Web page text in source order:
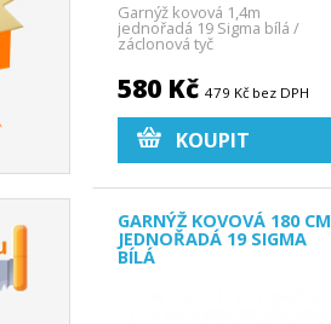
Garnýž kovová 1,4m
jednořadá 19 Sigma bílá /
záclonová tyč
580 Kč479 Kč bez DPH
KOUPIT
GARNÝŽ KOVOVÁ 180 CM
JEDNOŘADÁ 19 SIGMA
BÍLÁ